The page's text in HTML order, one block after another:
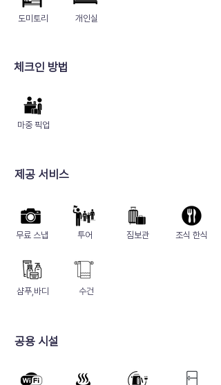
도미토리 개인실
​체크인 방법
마중 픽업
제공 서비스
무료 스냅 투어 짐보관 ​조식 한식
샴푸,바디 수건
​공용 시설